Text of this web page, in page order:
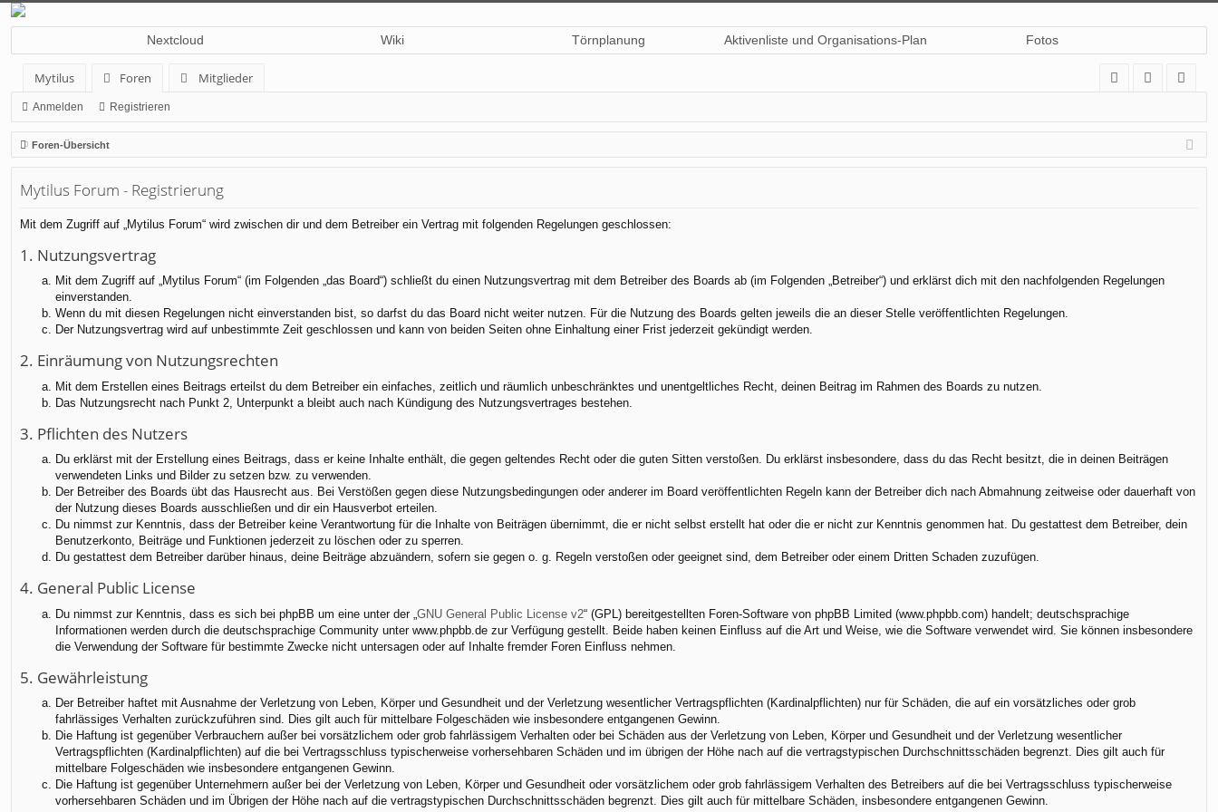
Nextcloud Wiki Törnplanung Aktivenliste und Organisations-Plan Fotos
Mytilus Foren
Mitglieder
Q
m
el
ist
rie
Anmelden Registrieren
Foren-Übersicht
Mytilus Forum - Registrierung
Mit dem Zugriff auf „Mytilus Forum“ wird zwischen dir und dem Betreiber ein Vertrag mit folgenden Regelungen geschlossen:
1. Nutzungsvertrag
Mit dem Zugriff auf „Mytilus Forum“ (im Folgenden „das Board“) schließt du einen Nutzungsvertrag mit dem Betreiber des Boards ab (im Folgenden „Betreiber“) und erklärst dich mit den nachfolgenden Regelungen
einverstanden.
Wenn du mit diesen Regelungen nicht einverstanden bist, so darfst du das Board nicht weiter nutzen. Für die Nutzung des Boards gelten jeweils die an dieser Stelle veröffentlichten Regelungen.
Der Nutzungsvertrag wird auf unbestimmte Zeit geschlossen und kann von beiden Seiten ohne Einhaltung einer Frist jederzeit gekündigt werden.
2. Einräumung von Nutzungsrechten
Mit dem Erstellen eines Beitrags erteilst du dem Betreiber ein einfaches, zeitlich und räumlich unbeschränktes und unentgeltliches Recht, deinen Beitrag im Rahmen des Boards zu nutzen.
Das Nutzungsrecht nach Punkt 2, Unterpunkt a bleibt auch nach Kündigung des Nutzungsvertrages bestehen.
3. Pflichten des Nutzers
Du erklärst mit der Erstellung eines Beitrags, dass er keine Inhalte enthält, die gegen geltendes Recht oder die guten Sitten verstoßen. Du erklärst insbesondere, dass du das Recht besitzt, die in deinen Beiträgen
verwendeten Links und Bilder zu setzen bzw. zu verwenden.
Der Betreiber des Boards übt das Hausrecht aus. Bei Verstößen gegen diese Nutzungsbedingungen oder anderer im Board veröffentlichten Regeln kann der Betreiber dich nach Abmahnung zeitweise oder dauerhaft von
der Nutzung dieses Boards ausschließen und dir ein Hausverbot erteilen.
Du nimmst zur Kenntnis, dass der Betreiber keine Verantwortung für die Inhalte von Beiträgen übernimmt, die er nicht selbst erstellt hat oder die er nicht zur Kenntnis genommen hat. Du gestattest dem Betreiber, dein
Benutzerkonto, Beiträge und Funktionen jederzeit zu löschen oder zu sperren.
Du gestattest dem Betreiber darüber hinaus, deine Beiträge abzuändern, sofern sie gegen o. g. Regeln verstoßen oder geeignet sind, dem Betreiber oder einem Dritten Schaden zuzufügen.
4. General Public License
Du nimmst zur Kenntnis, dass es sich bei phpBB um eine unter der „ GNU General Public License v2“ (GPL) bereitgestellten Foren-Software von phpBB Limited (www.phpbb.com) handelt; deutschsprachige
Informationen werden durch die deutschsprachige Community unter www.phpbb.de zur Verfügung gestellt. Beide haben keinen Einfluss auf die Art und Weise, wie die Software verwendet wird. Sie können insbesondere
die Verwendung der Software für bestimmte Zwecke nicht untersagen oder auf Inhalte fremder Foren Einfluss nehmen.
5. Gewährleistung
Der Betreiber haftet mit Ausnahme der Verletzung von Leben, Körper und Gesundheit und der Verletzung wesentlicher Vertragspflichten (Kardinalpflichten) nur für Schäden, die auf ein vorsätzliches oder grob
fahrlässiges Verhalten zurückzuführen sind. Dies gilt auch für mittelbare Folgeschäden wie insbesondere entgangenen Gewinn.
Die Haftung ist gegenüber Verbrauchern außer bei vorsätzlichem oder grob fahrlässigem Verhalten oder bei Schäden aus der Verletzung von Leben, Körper und Gesundheit und der Verletzung wesentlicher
Vertragspflichten (Kardinalpflichten) auf die bei Vertragsschluss typischerweise vorhersehbaren Schäden und im übrigen der Höhe nach auf die vertragstypischen Durchschnittsschäden begrenzt. Dies gilt auch für
mittelbare Folgeschäden wie insbesondere entgangenen Gewinn.
Die Haftung ist gegenüber Unternehmern außer bei der Verletzung von Leben, Körper und Gesundheit oder vorsätzlichem oder grob fahrlässigem Verhalten des Betreibers auf die bei Vertragsschluss typischerweise
vorhersehbaren Schäden und im Übrigen der Höhe nach auf die vertragstypischen Durchschnittsschäden begrenzt. Dies gilt auch für mittelbare Schäden, insbesondere entgangenen Gewinn.